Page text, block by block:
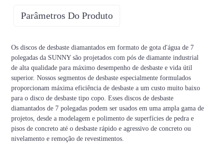
Parâmetros Do Produto
Os discos de desbaste diamantados em formato de gota d'água de 7
polegadas da SUNNY são projetados com pós de diamante industrial
de alta qualidade para máximo desempenho de desbaste e vida útil
superior. Nossos segmentos de desbaste especialmente formulados
proporcionam máxima eficiência de desbaste a um custo muito baixo
para o disco de desbaste tipo copo. Esses discos de desbaste
diamantados de 7 polegadas podem ser usados ​​em uma ampla gama de
projetos, desde a modelagem e polimento de superfícies de pedra e
pisos de concreto até o desbaste rápido e agressivo de concreto ou
nivelamento e remoção de revestimentos.
125 mm/180 mm
80#, 120#, etc.
M14, 5/8"-11, 22,23
De Moh 7-9 5-7 4-5 3-4 2-3 1-2
PSI
6500-
9000
5000-
7000
5000
3000-
3500
1000-
AMP
C50-
C65
C40-
C55
C30-
C50
C20-
C15-
C10-